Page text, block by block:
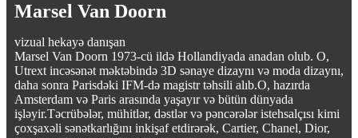
Marsel Van Doorn
vizual hekayə danışan
Marsel Van Doorn 1973-cü ildə Hollandiyada anadan olub. O,
Utrext incəsənət məktəbində 3D sənaye dizaynı və moda dizaynı,
daha sonra Parisdəki IFM-də magistr təhsili alıb.O, hazırda
Amsterdam və Paris arasında yaşayır və bütün dünyada
işləyir.Təcrübələr, mühitlər, dəstlər və pəncərələr istehsalçısı kimi
çoxşaxəli sənətkarlığını inkişaf etdirərək, Cartier, Chanel, Dior,